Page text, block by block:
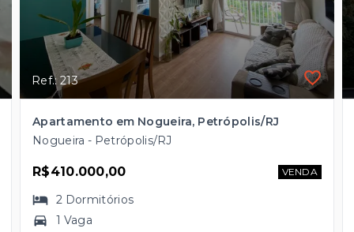
Ref.: 213
Apartamento em Nogueira, Petrópolis/RJ
Nogueira - Petrópolis/RJ
R$410.000,00 VENDA
2 Dormitórios
1 Vaga